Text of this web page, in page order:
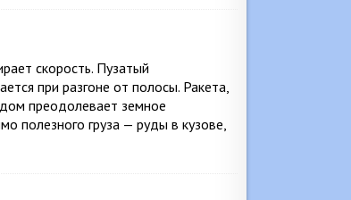
скорость. Пузатый
при разгоне от полосы. Ракета,
преодолевает земное
полезного груза — руды в кузове,